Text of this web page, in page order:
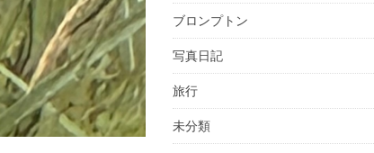
ブロンプトン
写真日記
旅行
未分類